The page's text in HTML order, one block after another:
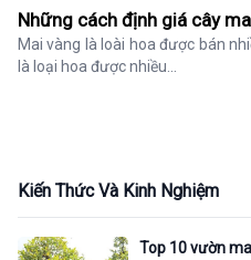
Những cách định giá cây
Mai vàng là loài hoa được bán
là loại hoa được nhiều...
Kiến Thức Và Kinh Nghiệm
Top 10 vườn